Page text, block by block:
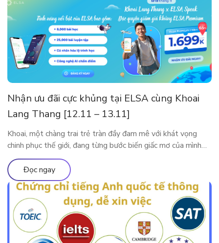
Nhận ưu đãi cực khủng tại ELSA cùng Khoai
Lang Thang [12.11 – 13.11]
Khoai, một chàng trai trẻ tràn đầy đam mê với khát vọng
chinh phục thế giới, đang từng bước biến giấc mơ của mình
thành hiện thực. Tuy nhiên, thử thách lớn nhất mà anh phải
đối mặt trên hành trình này là tiếng Anh. Với ý chí kiên định,
Khoai đã bắt đầu hành […]
Đọc ngay